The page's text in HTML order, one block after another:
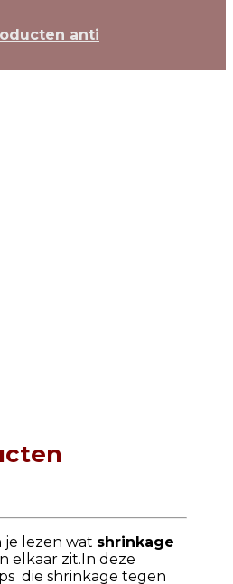
anti
je lezen wat shrinkage
elkaar zit.In deze
die shrinkage tegen